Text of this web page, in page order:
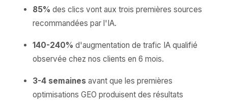
85% des clics vont aux trois premières sources
recommandées par l'IA.
140-240% d'augmentation de trafic IA qualifié
observée chez nos clients en 6 mois.
3-4 semaines avant que les premières
optimisations GEO produisent des résultats